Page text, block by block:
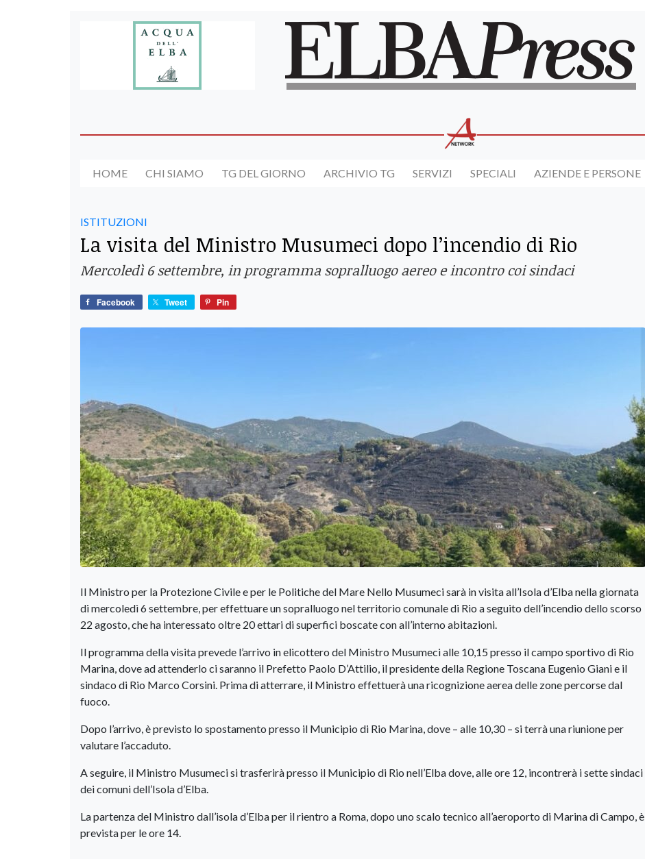
HOME CHI SIAMO TG DEL GIORNO ARCHIVIO TG SERVIZI SPECIALI AZIENDE E PERSONE
ISTITUZIONI
La visita del Ministro Musumeci dopo l’incendio di Rio
Mercoledì 6 settembre, in programma sopralluogo aereo e incontro coi sindaci
Facebook Tweet Pin
Il Ministro per la Protezione Civile e per le Politiche del Mare Nello Musumeci sarà in visita all’Isola d’Elba nella giornata
di mercoledì 6 settembre, per effettuare un sopralluogo nel territorio comunale di Rio a seguito dell’incendio dello scorso
22 agosto, che ha interessato oltre 20 ettari di superfici boscate con all’interno abitazioni.
Il programma della visita prevede l’arrivo in elicottero del Ministro Musumeci alle 10,15 presso il campo sportivo di Rio
Marina, dove ad attenderlo ci saranno il Prefetto Paolo D’Attilio, il presidente della Regione Toscana Eugenio Giani e il
sindaco di Rio Marco Corsini. Prima di atterrare, il Ministro effettuerà una ricognizione aerea delle zone percorse dal
fuoco.
Dopo l’arrivo, è previsto lo spostamento presso il Municipio di Rio Marina, dove – alle 10,30 – si terrà una riunione per
valutare l’accaduto.
A seguire, il Ministro Musumeci si trasferirà presso il Municipio di Rio nell’Elba dove, alle ore 12, incontrerà i sette sindaci
dei comuni dell’Isola d’Elba.
La partenza del Ministro dall’isola d’Elba per il rientro a Roma, dopo uno scalo tecnico all’aeroporto di Marina di Campo, è
prevista per le ore 14.